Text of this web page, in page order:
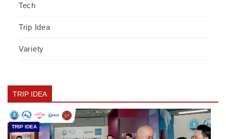
Tech
Trip Idea
Variety
TRIP IDEA
TRIP IDEA